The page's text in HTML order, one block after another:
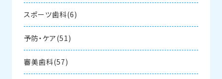
スポーツ歯科(6)
予防・ケア(51)
審美歯科(57)